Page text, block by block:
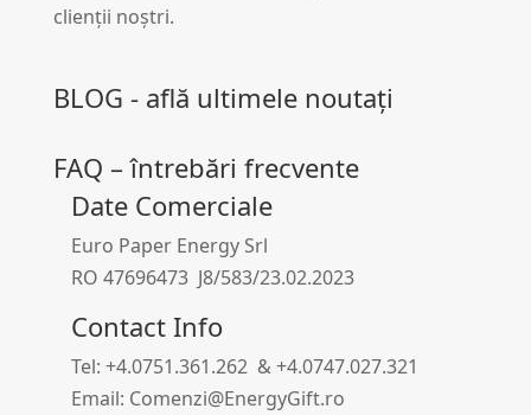
clienții noștri.
BLOG - află ultimele noutați
FAQ – întrebări frecvente
Date Comerciale
Euro Paper Energy Srl
RO 47696473 J8/583/23.02.2023
Contact Info
Tel: +4.0751.361.262 & +4.0747.027.321
Email: Comenzi@EnergyGift.ro